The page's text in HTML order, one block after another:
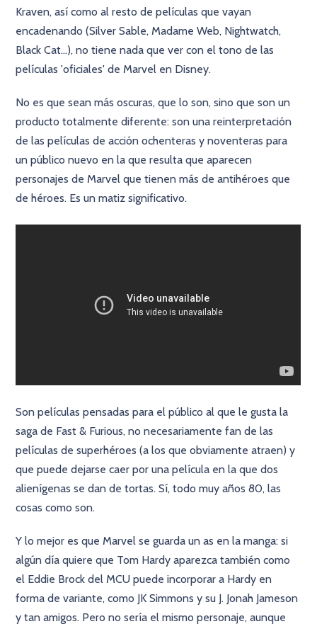
Kraven, así como al resto de películas que vayan
encadenando (Silver Sable, Madame Web, Nightwatch,
Black Cat...), no tiene nada que ver con el tono de las
películas 'oficiales' de Marvel en Disney.
No es que sean más oscuras, que lo son, sino que son un
producto totalmente diferente: son una reinterpretación
de las películas de acción ochenteras y noventeras para
un público nuevo en la que resulta que aparecen
personajes de Marvel que tienen más de antihéroes que
de héroes. Es un matiz significativo.
Son películas pensadas para el público al que le gusta la
saga de Fast & Furious, no necesariamente fan de las
películas de superhéroes (a los que obviamente atraen) y
que puede dejarse caer por una película en la que dos
alienígenas se dan de tortas. Sí, todo muy años 80, las
cosas como son.
Y lo mejor es que Marvel se guarda un as en la manga: si
algún día quiere que Tom Hardy aparezca también como
el Eddie Brock del MCU puede incorporar a Hardy en
forma de variante, como JK Simmons y su J. Jonah Jameson
y tan amigos. Pero no sería el mismo personaje, aunque